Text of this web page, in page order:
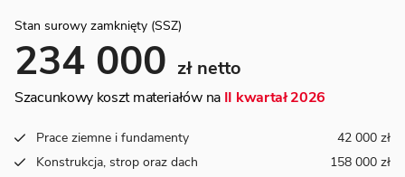
Stan surowy zamknięty (SSZ)
234 000 zł netto
Szacunkowy koszt materiałów na II kwartał 2026
Prace ziemne i fundamenty
42 000 zł
Konstrukcja, strop oraz dach
158 000 zł